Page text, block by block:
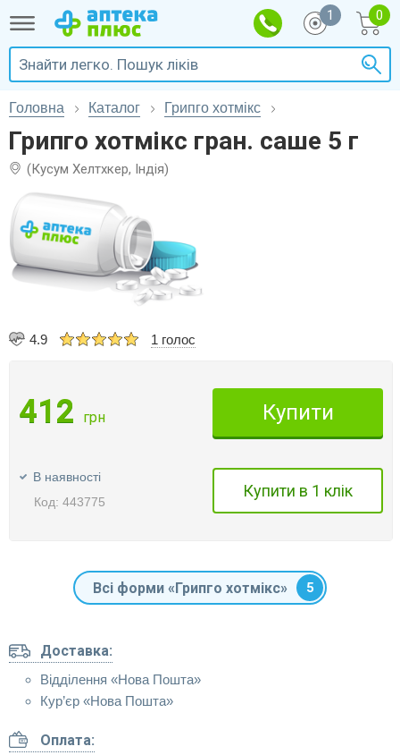
1
Головна Каталог Грипго хотмікс
Грипго хотмікс гран. саше 5 г
(Кусум Хелтхкер, Індія)
4.9 1 голос
412 грн
В наявності
Код: 443775
Купити
Купити в 1 клік
Всі форми «Грипго хотмікс» 5
Доставка:
Відділення «Нова Пошта»
Кур’єр «Нова Пошта»
Оплата: